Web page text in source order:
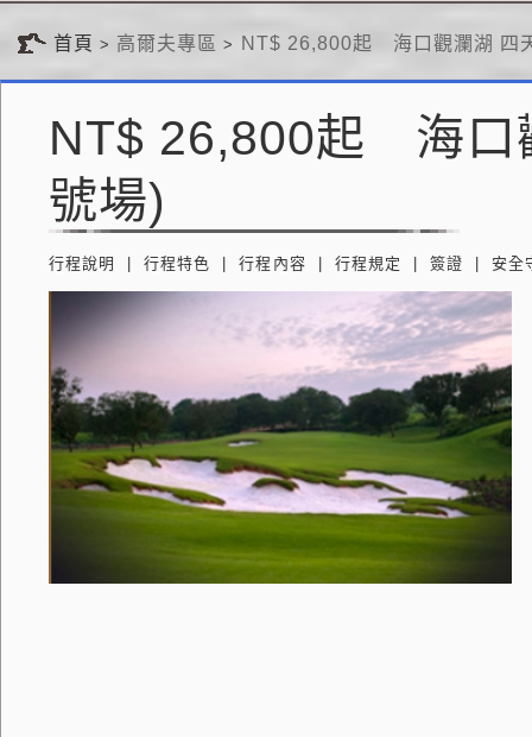
首頁 高爾夫專區 NT$ 26,800起　海口觀瀾湖
NT$ 26,800起 海口
號場)
行程說明 行程特色 行程內容 行程規定 簽證 安全